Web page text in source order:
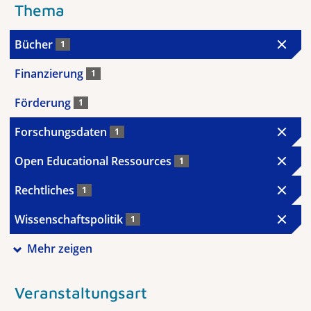
Thema
Bücher 1
Finanzierung 1
Förderung 1
Forschungsdaten 1
Open Educational Ressources 1
Rechtliches 1
Wissenschaftspolitik 1
Mehr zeigen
Veranstaltungsart